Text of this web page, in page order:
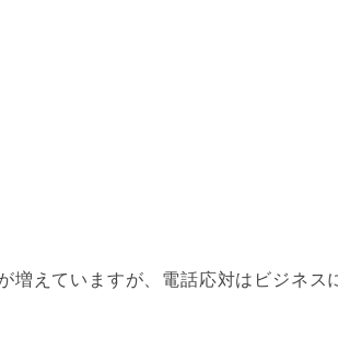
増えていますが、電話応対はビジネス